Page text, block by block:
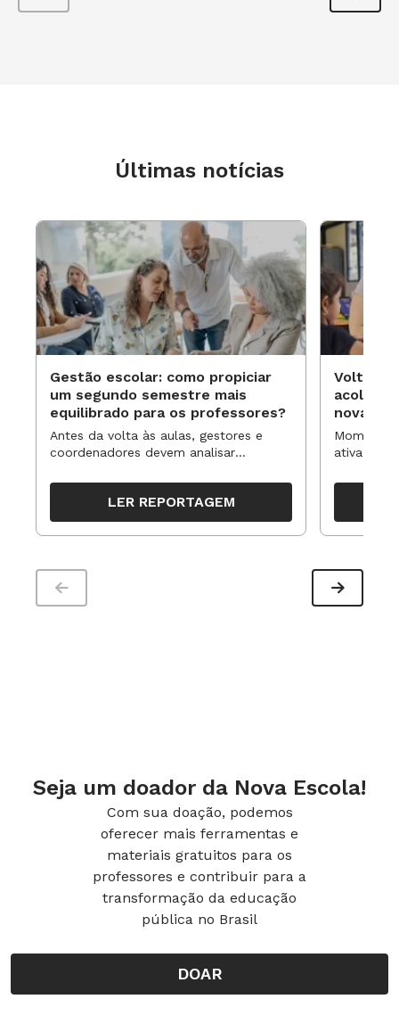
Últimas notícias
Gestão escolar: como propiciar
um segundo semestre mais
equilibrado para os professores?
Antes da volta às aulas, gestores e
coordenadores devem analisar
organizar ações para orientar o
trabalho pedagógico ao longo do
período
LER REPORTAGEM
Volta às
novas
ativa
propostas
Seja um doador da Nova Escola!
Com sua doação, podemos
oferecer mais ferramentas e
materiais gratuitos para os
professores e contribuir para a
transformação da educação
pública no Brasil
DOAR